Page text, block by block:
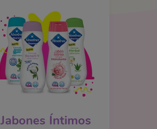
Jabones Íntimos